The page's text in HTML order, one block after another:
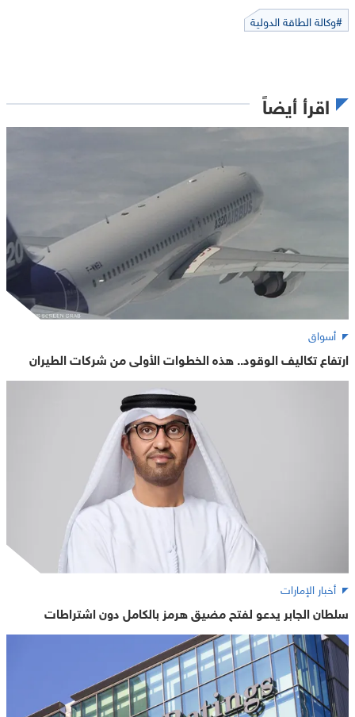
#وكالة الطاقة الدولية
اقرأ أيضاً
أسواق
ارتفاع تكاليف الوقود.. هذه الخطوات الأولى من شركات الطيران
أخبار الإمارات
سلطان الجابر يدعو لفتح مضيق هرمز بالكامل دون اشتراطات